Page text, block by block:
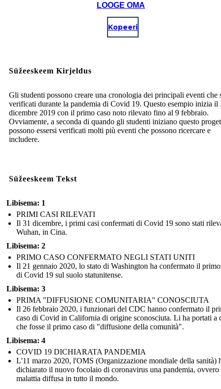
LOOGE OMA
Kopeeri
Süžeeskeem Kirjeldus
Gli studenti possono creare una cronologia dei principali eventi che
verificati durante la pandemia di Covid 19. Questo esempio inizia il
dicembre 2019 con il primo caso noto rilevato fino al 9 febbraio.
Ovviamente, a seconda di quando gli studenti iniziano questo
possono essersi verificati molti più eventi che possono ricercare e
includere.
Süžeeskeem Tekst
Libisema: 1
PRIMI CASI RILEVATI
Il 31 dicembre, i primi casi confermati di Covid 19 sono stati
Wuhan, in Cina.
Libisema: 2
PRIMO CASO CONFERMATO NEGLI STATI UNITI
Il 21 gennaio 2020, lo stato di Washington ha confermato il
di Covid 19 sul suolo statunitense.
Libisema: 3
PRIMA "DIFFUSIONE COMUNITARIA" CONOSCIUTA
Il 26 febbraio 2020, i funzionari del CDC hanno confermato il
caso di Covid in California di origine sconosciuta. Li ha portati a
che fosse il primo caso di "diffusione della comunità".
Libisema: 4
COVID 19 DICHIARATA PANDEMIA
L'11 marzo 2020, l'OMS (Organizzazione mondiale della sanità)
dichiarato il nuovo focolaio di coronavirus una pandemia, ovvero
malattia diffusa in tutto il mondo.